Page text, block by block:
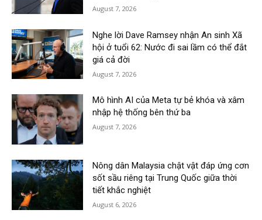
August 7, 2026
Nghe lời Dave Ramsey nhận An sinh Xã
hội ở tuổi 62: Nước đi sai lầm có thể đắt
giá cả đời
August 7, 2026
Mô hình AI của Meta tự bẻ khóa và xâm
nhập hệ thống bên thứ ba
August 7, 2026
Nông dân Malaysia chật vật đáp ứng cơn
sốt sầu riêng tại Trung Quốc giữa thời
tiết khắc nghiệt
August 6, 2026